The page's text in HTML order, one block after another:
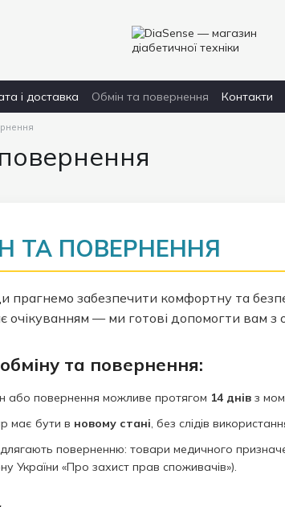
і доставка Обмін та повернення Контакти
ТА ПОВЕРНЕННЯ
прагнемо забезпечити комфортну та
очікуванням — ми готові допомогти вам з
та повернення:
або повернення можливе протягом 14 днів з
має бути в новому стані, без слідів
поверненню: товари медичного
України «Про захист прав споживачів»).